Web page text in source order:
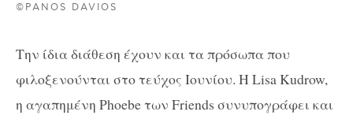
©PANOS DAVIOS
Την ίδια διάθεση έχουν και τα πρόσωπα που
φιλοξενούνται στο τεύχος Ιουνίου. Η Lisa Kudrow,
η αγαπημένη Phoebe των Friends συνυπογράφει και